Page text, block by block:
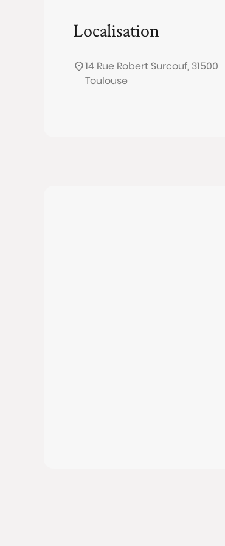
Localisation
14 Rue Robert Surcouf, 31500
Toulouse